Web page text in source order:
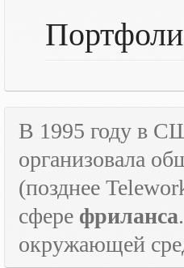
В 1995 году в
организовала
(позднее
сфере фриланса
окружающей